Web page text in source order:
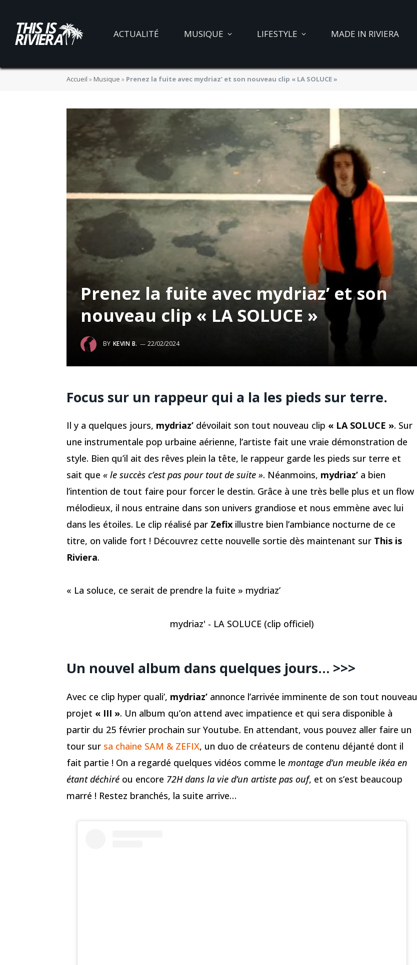
ACTUALITÉ MUSIQUE LIFESTYLE MADE IN RIVIERA
Accueil » Musique » Prenez la fuite avec mydriaz’ et son nouveau clip « LA SOLUCE »
Prenez la fuite avec mydriaz’ et son
nouveau clip « LA SOLUCE »
BY KEVIN B. 22/02/2024
Focus sur un rappeur qui a la les pieds sur terre.
Il y a quelques jours, mydriaz’ dévoilait son tout nouveau clip « LA SOLUCE ». Sur
une instrumentale pop urbaine aérienne, l’artiste fait une vraie démonstration de
style. Bien qu’il ait des rêves plein la tête, le rappeur garde les pieds sur terre et
sait que « le succès c’est pas pour tout de suite ». Néanmoins, mydriaz’ a bien
l’intention de tout faire pour forcer le destin. Grâce à une très belle plus et un flow
mélodieux, il nous entraine dans son univers grandiose et nous emmène avec lui
dans les étoiles. Le clip réalisé par Zefix illustre bien l’ambiance nocturne de ce
titre, on valide fort ! Découvrez cette nouvelle sortie dès maintenant sur This is
Riviera.
« La soluce, ce serait de prendre la fuite » mydriaz’
mydriaz' - LA SOLUCE (clip officiel)
Un nouvel album dans quelques jours… >>>
Avec ce clip hyper quali’, mydriaz’ annonce l’arrivée imminente de son tout nouveau
projet « III ». Un album qu’on attend avec impatience et qui sera disponible à
partir du 25 février prochain sur Youtube. En attendant, vous pouvez aller faire un
tour sur sa chaine SAM & ZEFIX, un duo de créateurs de contenu déjanté dont il
fait partie ! On a regardé quelques vidéos comme le montage d’un meuble ikéa en
étant déchiré ou encore 72H dans la vie d’un artiste pas ouf, et on s’est beaucoup
marré ! Restez branchés, la suite arrive…